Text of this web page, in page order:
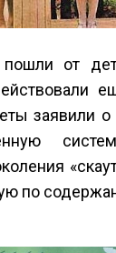
от
заявили
по